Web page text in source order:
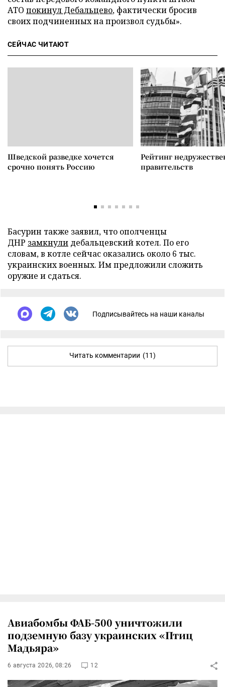
АТО покинул Дебальцево, фактически бросив
своих подчиненных на произвол судьбы».
СЕЙЧАС ЧИТАЮТ
Шведской разведке хочется
срочно понять Россию
Рейтинг
правительств
Басурин также заявил, что ополченцы
ДНР замкнули дебальцевский котел. По его
словам, в котле сейчас оказались около 6 тыс.
украинских военных. Им предложили сложить
оружие и сдаться.
Подписывайтесь на наши каналы
Читать комментарии (11)
Авиабомбы ФАБ-500 уничтожили
подземную базу украинских «Птиц
Мадьяра»
6 августа 2026, 08:26 12